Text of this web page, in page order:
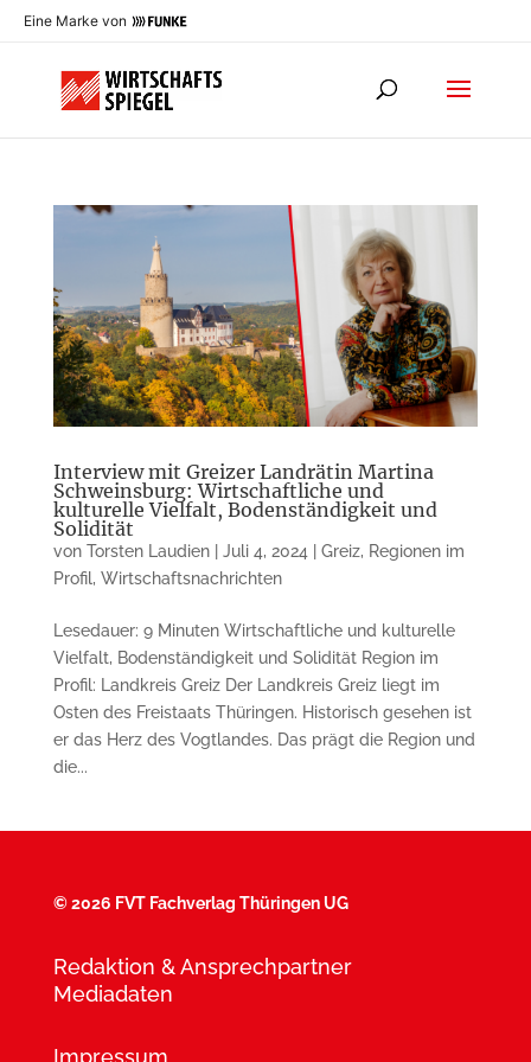
Eine Marke von
Interview mit Greizer Landrätin Martina
Schweinsburg: Wirtschaftliche und
kulturelle Vielfalt, Bodenständigkeit und
Solidität
von Torsten Laudien| Juli 4, 2024| Greiz, Regionen im
Profil, Wirtschaftsnachrichten
Lesedauer: 9 Minuten Wirtschaftliche und kulturelle
Vielfalt, Bodenständigkeit und Solidität Region im
Profil: Landkreis Greiz Der Landkreis Greiz liegt im
Osten des Freistaats Thüringen. Historisch gesehen ist
er das Herz des Vogtlandes. Das prägt die Region und
die...
©2026 FVT Fachverlag Thüringen UG
Redaktion & Ansprechpartner
Mediadaten